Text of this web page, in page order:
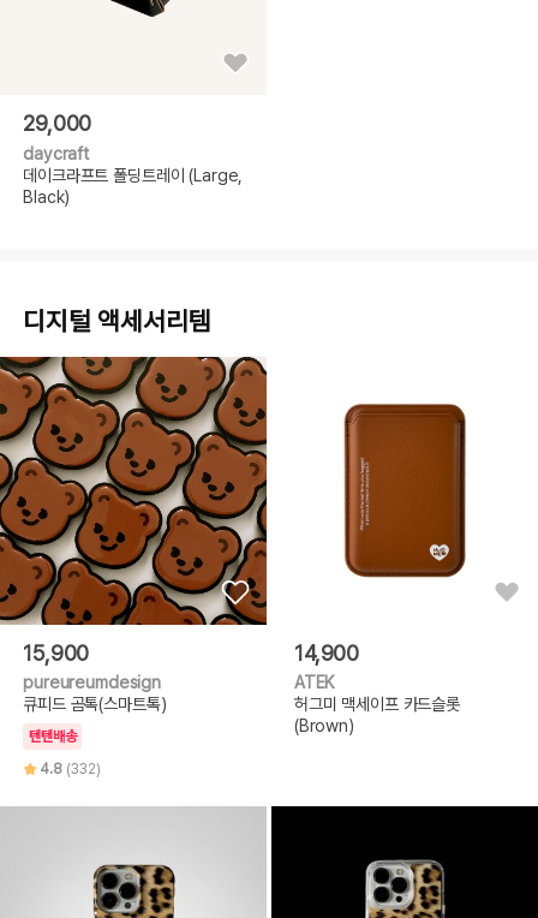
29,000
daycraft
데이크라프트 폴딩트레이 (Large,
Black)
디지털 액세서리템
15,900
pureureumdesign
큐피드 곰톡(스마트톡)
텐텐배송
4.8 (332)
14,900
ATEK
허그미 맥세이프 카드슬롯
(Brown)